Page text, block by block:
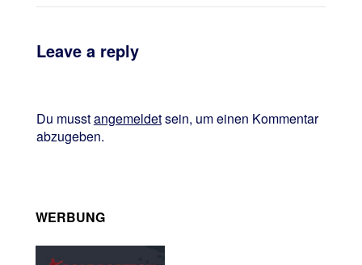
Leave a reply
Du musstangemeldetsein, um einen Kommentar
abzugeben.
WERBUNG